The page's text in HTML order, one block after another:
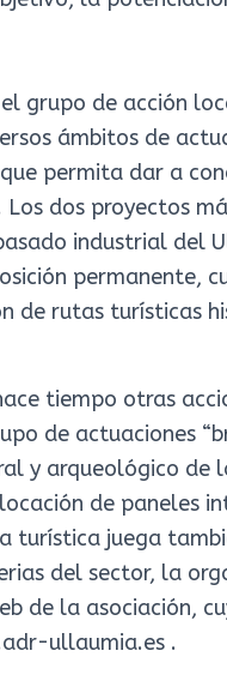
grupo de acción
ámbitos de
permita dar a
dos proyectos
industrial del
permanente,
de rutas turísticas
tiempo otras
de actuaciones
y arqueológico de
de paneles
turística juega
del sector, la
de la asociación,
ullaumia.es .